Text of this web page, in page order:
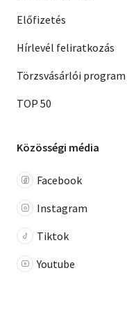
Előfizetés
Hírlevél feliratkozás
Törzsvásárlói program
TOP 50
Közösségi média
Facebook
Instagram
Tiktok
Youtube